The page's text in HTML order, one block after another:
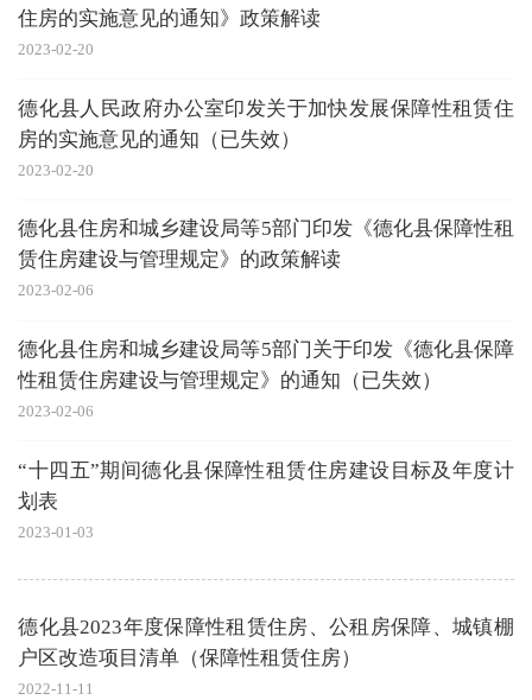
住房的实施意见的通知》政策解读
2023-02-20
德化县人民政府办公室印发关于加快发展保障性租赁住
房的实施意见的通知（已失效）
2023-02-20
德化县住房和城乡建设局等5部门印发《德化县保障性租
赁住房建设与管理规定》的政策解读
2023-02-06
德化县住房和城乡建设局等5部门关于印发《德化县保障
性租赁住房建设与管理规定》的通知（已失效）
2023-02-06
“十四五”期间德化县保障性租赁住房建设目标及年度计
划表
2023-01-03
德化县2023年度保障性租赁住房、公租房保障、城镇棚
户区改造项目清单（保障性租赁住房）
2022-11-11